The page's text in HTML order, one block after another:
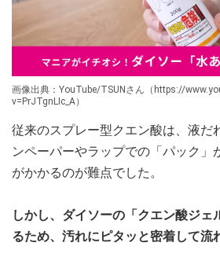
画像出典：YouTube/TSUNさん（https://
v=PrJTgnLIc_A）
従来のスプレー型クエン酸は、液だ
ンペーパーやラップでの「パック」
がかかるのが難点でした。
しかし、ダイソーの「クエン酸ジェ
るため、汚れにピタッと密着して流